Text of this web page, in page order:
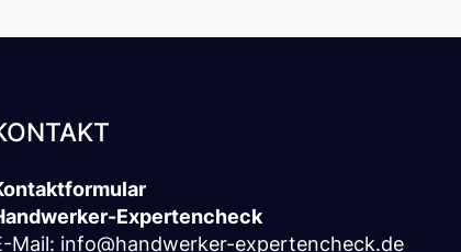
Expertencheck
Mail: info@handwerker-expertencheck.de